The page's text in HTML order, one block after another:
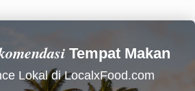
Tempat Makan
Lokal di LocalxFood.com